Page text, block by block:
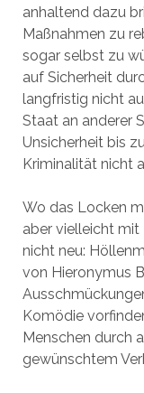
anhaltend dazu
Maßnahmen zu
sogar selbst zu
auf Sicherheit
langfristig nicht
Staat an anderer
Unsicherheit bis
Kriminalität nicht
Wo das Locken
aber vielleicht mit
nicht neu:
von Hieronymus
Komödie
Menschen durch
gewünschtem